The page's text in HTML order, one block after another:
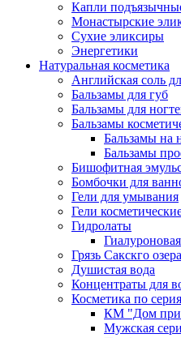
Капли
Монастырские
Сухие эликсиры
Энергетики
Натуральная косметика
Английская соль
Бальзамы для губ
Бальзамы для
Бальзамы
Бальзамы на
Бальзамы
Бишофитная
Бомбочки для
Гели для умывания
Гели
Гидролаты
Грязь Сакскго
Душистая вода
Концентраты для
Косметика по
КМ "Дом
Мужская